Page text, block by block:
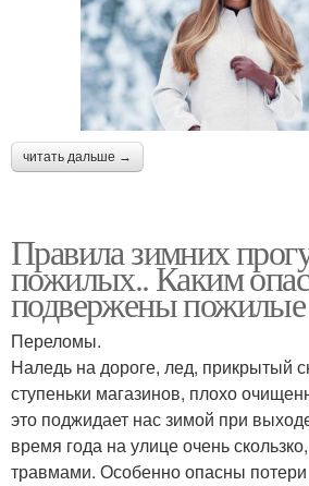
читать дальше →
Правила зимних
пожилых.. Каким
подвержены
Переломы.
Наледь на дороге, лед, прикрытый
ступеньки магазинов, плохо
это поджидает нас зимой при
время года на улице очень
травмами. Особенно опасны